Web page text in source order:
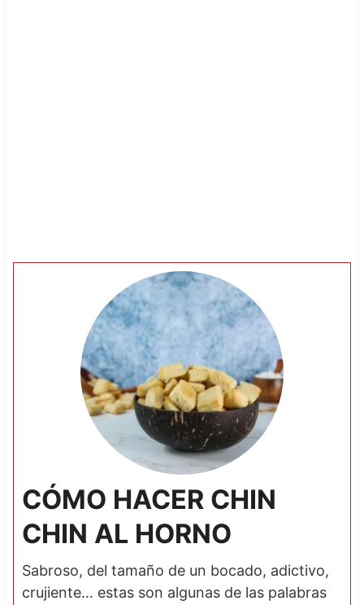
CÓMO HACER CHIN
CHIN AL HORNO
Sabroso, del tamaño de un bocado, adictivo,
crujiente… estas son algunas de las palabras